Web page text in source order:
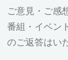
ご意見・ご感
番組・イベン
のご返答はい